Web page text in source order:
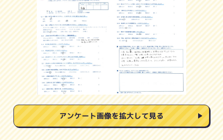
アンケート画像を拡大して見る